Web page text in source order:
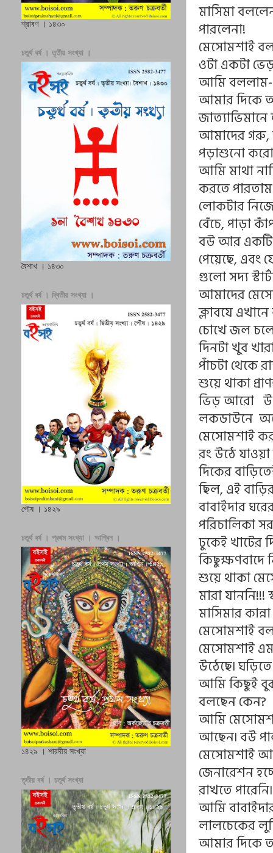
মাসিমা
পারলেনা!
মেসোমশাই
ওটা একটা
আমি বললাম-
আমার দিকে
আমাদের গরু,
পড়াশুনো
আমি মাথা
করতে
লোকটার
বেঁচে, পাড়া
বউ আর একটি
পেয়েছে, এবং
গুলো সদ্য
আমাদের
ক্লাবযে
চোখে জল
দিনটা খুব
পাঁচটা থেকে
শুয়ে থাকা
ভিড় আরো
লকডাউনে
মেসোমশাই
রং উঠে যাওয়া
দিকের
ছিল, এই
বাবাইদার
পরিচালিকা
ঢুকেই খাটের
কিছুক্ষণবাদে
শুয়ে থাকা
মারা
মাসিমার
মেসোমশাই
মেসোমশাই
উঠেছে৷
আমি কিছুই
বলছেন কেন?
আমি
আছেন৷ বউ
মেসোমশাই
জেনারেশন
রাখতে
আমি
লালচেকের
আমার দিকে
শ্রাবণ । ১৪৩০
চতুর্থ বর্ষ । তৃতীয় সংখ্যা ।
বৈশাখ । ১৪৩০
চতুর্থ বর্ষ । দ্বিতীয় সংখ্যা ।
পৌষ । ১৪২৯
চতুর্থ বর্ষ । প্রথম সংখ্যা । আশ্বিন ।
১৪২৯ । শারদীয় সংখ্যা
তৃতীয় বর্ষ । চতুর্থ সংখ্যা